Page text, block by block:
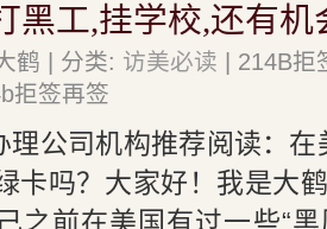
黑工,挂学校,还有机
鹤 | 分类: 访美必读 | 214B
拒签再签
理公司机构推荐阅读：
卡吗？大家好！我是大
之前在美国有过一些“黑